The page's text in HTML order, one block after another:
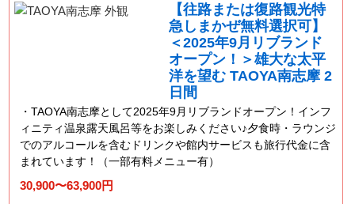
【往路または復路観光特
急しまかぜ無料選択可】
＜2025年9月リブランド
オープン！＞雄大な太平
洋を望む TAOYA南志摩 2
日間
TAOYA南志摩として2025年9月リブランドオープン！インフ
ィニティ温泉露天風呂等をお楽しみください♪夕食時・ラウンジ
でのアルコールを含むドリンクや館内サービスも旅行代金に含
まれています！（一部有料メニュー有）
30,900〜63,900円